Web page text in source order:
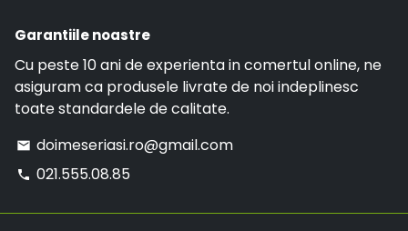
Garantiile noastre
Cu peste 10 ani de experienta in comertul online, ne
asiguram ca produsele livrate de noi indeplinesc
toate standardele de calitate.
email doimeseriasi.ro@gmail.com
phone 021.555.08.85